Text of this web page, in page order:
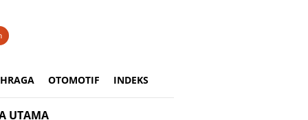
OTOMOTIF INDEKS
UTAMA